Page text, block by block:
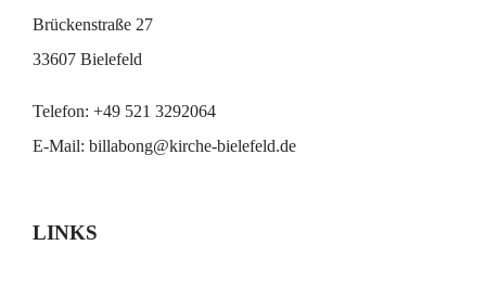
Brückenstraße 27
33607 Bielefeld
Telefon: +49 521 3292064
E-Mail: billabong@kirche-bielefeld.de
LINKS